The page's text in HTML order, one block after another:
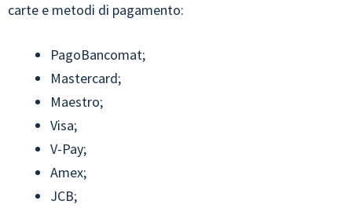
carte e metodi di pagamento:
PagoBancomat;
Mastercard;
Maestro;
Visa;
V-Pay;
Amex;
JCB;